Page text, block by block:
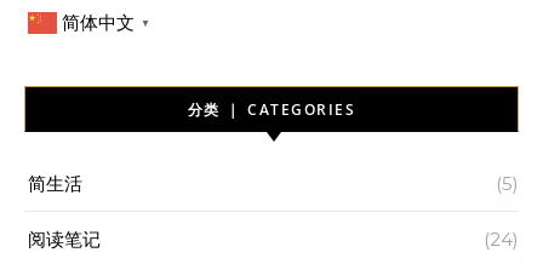
简体中文 ▼
分类 ｜ CATEGORIES
简生活 (5)
阅读笔记 (24)